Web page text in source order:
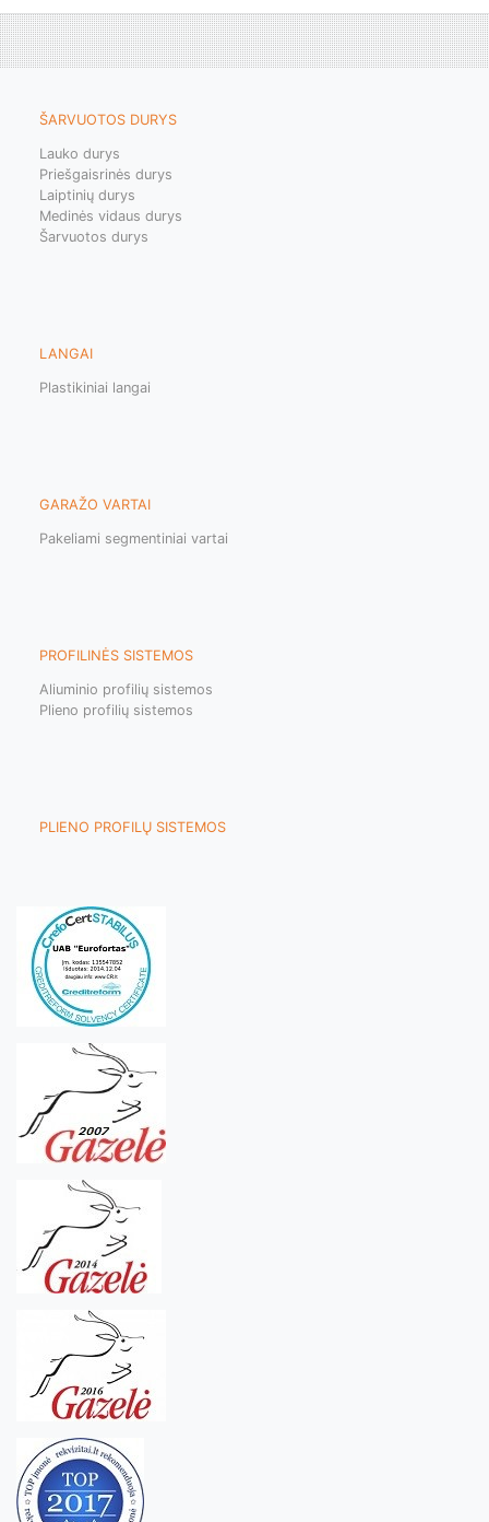
ŠARVUOTOS DURYS
Lauko durys
Priešgaisrinės durys
Laiptinių durys
Medinės vidaus durys
Šarvuotos durys
LANGAI
Plastikiniai langai
GARAŽO VARTAI
Pakeliami segmentiniai vartai
PROFILINĖS SISTEMOS
Aliuminio profilių sistemos
Plieno profilių sistemos
PLIENO PROFILŲ SISTEMOS